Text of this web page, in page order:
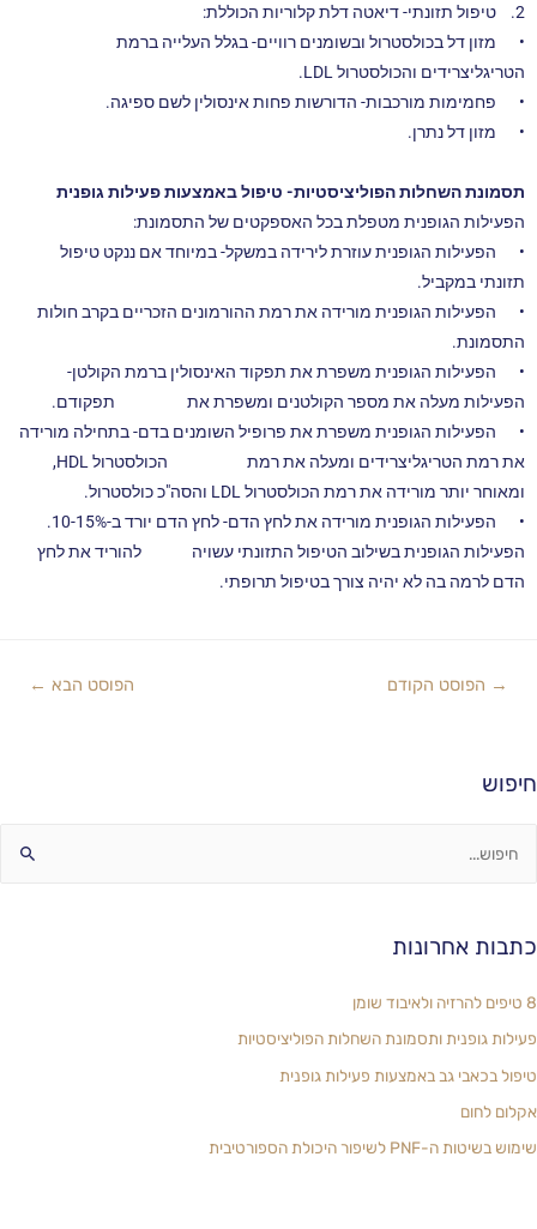
2.
טיפול תזונתי- דיאטה דלת קלוריות הכוללת:
•
מזון דל בכולסטרול ובשומנים רוויים- בגלל העלייה ברמת
הטריגליצרידים והכולסטרול LDL.
•
פחמימות מורכבות- הדורשות פחות אינסולין לשם ספיגה.
•
מזון דל נתרן.
תסמונת השחלות הפוליציסטיות- טיפול באמצעות פעילות גופנית
הפעילות הגופנית מטפלת בכל האספקטים של התסמונת:
•
הפעילות הגופנית עוזרת לירידה במשקל- במיוחד אם ננקט טיפול
תזונתי במקביל.
•
הפעילות הגופנית מורידה את רמת ההורמונים הזכריים בקרב חולות
התסמונת.
•
הפעילות הגופנית משפרת את תפקוד האינסולין ברמת הקולטן-
הפעילות מעלה את מספר הקולטנים ומשפרת את תפקודם.
•
הפעילות הגופנית משפרת את פרופיל השומנים בדם- בתחילה מורידה
את רמת הטריגליצרידים ומעלה את רמת הכולסטרול HDL,
ומאוחר יותר מורידה את רמת הכולסטרול LDL והסה"כ כולסטרול.
•
הפעילות הגופנית מורידה את לחץ הדם- לחץ הדם יורד ב-10-15%.
הפעילות הגופנית בשילוב הטיפול התזונתי עשויה להוריד את לחץ
הדם לרמה בה לא יהיה צורך בטיפול תרופתי.
→ הפוסט הקודם הפוסט הבא ←
חיפוש
כתבות אחרונות
8 טיפים להרזיה ולאיבוד שומן
פעילות גופנית ותסמונת השחלות הפוליציסטיות
טיפול בכאבי גב באמצעות פעילות גופנית
אקלום לחום
שימוש בשיטות ה-PNF לשיפור היכולת הספורטיבית